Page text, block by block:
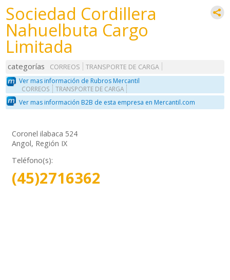
Sociedad Cordillera
Nahuelbuta Cargo
Limitada
categorías CORREOS
TRANSPORTE DE CARGA
Ver mas información de Rubros Mercantil
CORREOS TRANSPORTE DE CARGA
Ver mas información B2B de esta empresa en Mercantil.com
Coronel ilabaca 524
Angol, Región IX
Teléfono(s):
(45)2716362